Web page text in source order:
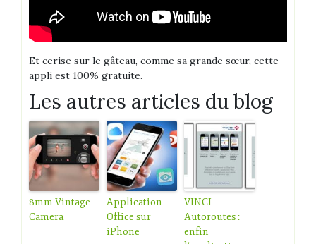
Et cerise sur le gâteau, comme sa grande sœur, cette
appli est 100% gratuite.
Les autres articles du blog
8mm Vintage
Camera
Application
Office sur
iPhone
VINCI
Autoroutes :
enfin